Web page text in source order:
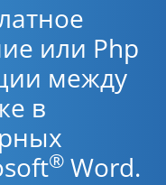
или Php
между
в
® Word.